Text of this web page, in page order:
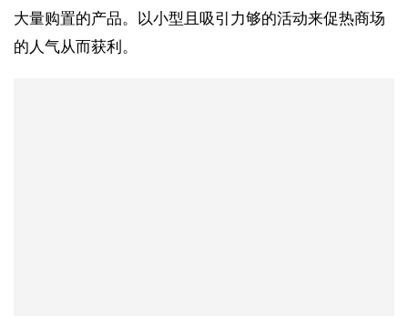
大量购置的产品。以小型且吸引力够的活动来促热商场
的人气从而获利。